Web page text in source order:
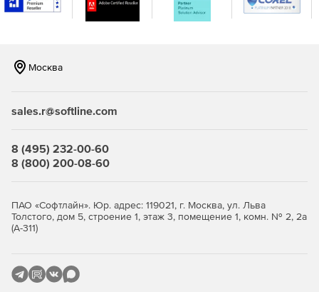
генерации отчетов.
Продукт IronPort Email Security (C-series) доступен в
Модель IronPort C170 рекомендуется для организаций
с количеством пользователей электронной почты от
Модель IronPort C370 подходит для организаций с
количеством пользователей электронной почты от 1
количеством пользователей более 10 000 человек.
Москва
sales.r@softline.com
8 (495) 232-00-60
8 (800) 200-08-60
ПАО «Софтлайн». Юр. адрес: 119021, г. Москва, ул. Льва
Толстого, дом 5, строение 1, этаж 3, помещение 1, комн. № 2, 2а
(А-311)